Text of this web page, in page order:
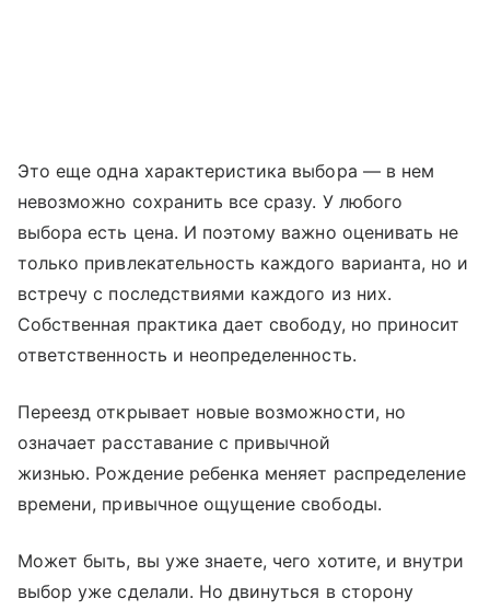
Это еще одна характеристика выбора — в нем
невозможно сохранить все сразу. У любого
выбора есть цена. И поэтому важно оценивать не
только привлекательность каждого варианта, но и
встречу с последствиями каждого из них.
Собственная практика дает свободу, но приносит
ответственность и неопределенность.
Переезд открывает новые возможности, но
означает расставание с привычной
жизнью. Рождение ребенка меняет распределение
времени, привычное ощущение свободы.
Может быть, вы уже знаете, чего хотите, и внутри
выбор уже сделали. Но двинуться в сторону